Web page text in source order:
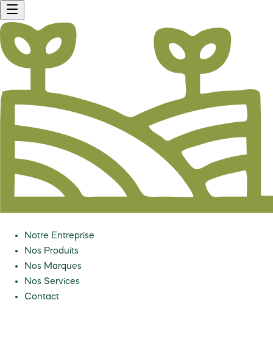
Notre Entreprise
Nos Produits
Nos Marques
Nos Services
Contact